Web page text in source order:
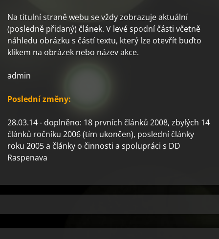
Na titulní straně webu se vždy zobrazuje aktuální
(posledně přidaný) článek. V levé spodní části včetně
náhledu obrázku s částí textu, který lze otevřít buďto
klikem na obrázek nebo název akce.
admin
Poslední změny:
28.03.14 - doplněno: 18 prvních článků 2008, zbylých 14
článků ročníku 2006 (tím ukončen), poslední články
roku 2005 a články o činnosti a spolupráci s DD
Raspenava